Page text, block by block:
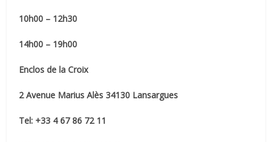
10h00 – 12h30
14h00 – 19h00
Enclos de la Croix
2 Avenue Marius Alès 34130 Lansargues
Tel: +33 4 67 86 72 11